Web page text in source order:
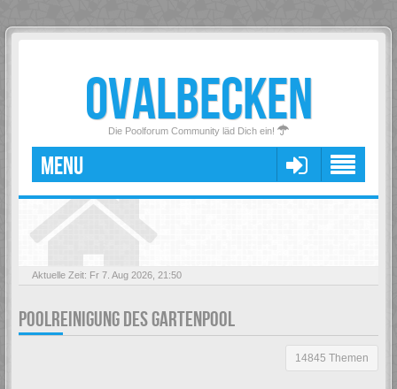
OVALBECKEN
Die Poolforum Community läd Dich ein!
MENU
Aktuelle Zeit: Fr 7. Aug 2026, 21:50
POOLREINIGUNG DES GARTENPOOL
14845 Themen